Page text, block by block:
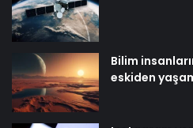
Bilim
eskiden